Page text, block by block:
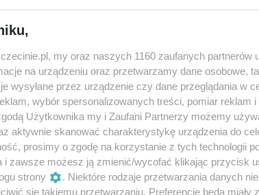
złotych ze słynnej
Łatwoganga i
Cancer Fighters
do szczecińskiego
Dramat w
Przywiązany do
w pustym
Puste mieszkanie,
przywiązany do
my oraz naszych 1160 zaufanych partnerów
na urządzeniu oraz przetwarzamy dane osobowe,
wysyłane przez urządzenie czy dane przeglądania w
wybór spersonalizowanych treści, pomiar reklam
Użytkownika my i Zaufani Partnerzy możemy
aktywnie skanować charakterystykę urządzenia do
prosimy o zgodę na korzystanie z tych technologii
i zawsze możesz ją zmienić/wycofać klikając przycisk
strony
. Niektóre rodzaje przetwarzania danych
się takiemu przetwarzaniu. Preferencje będą miały